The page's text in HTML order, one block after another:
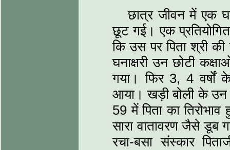
छात्र जीवन में एक
छूट गई। एक
कि उस पर पिता श्री
घनाक्षरी उन छोटी
गया। फिर 3, 4
आया। खड़ी बोली के
59 में पिता का
सारा वातावरण जैसे डूब
रचा-बसा संस्‍कार